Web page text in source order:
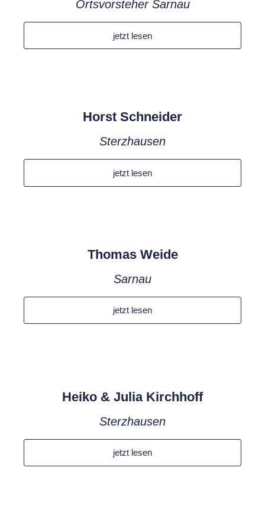
Ortsvorsteher Sarnau​
jetzt lesen
Horst Schneider
Sterzhausen
jetzt lesen
Thomas Weide
Sarnau
jetzt lesen
Heiko & Julia Kirchhoff
Sterzhausen
jetzt lesen